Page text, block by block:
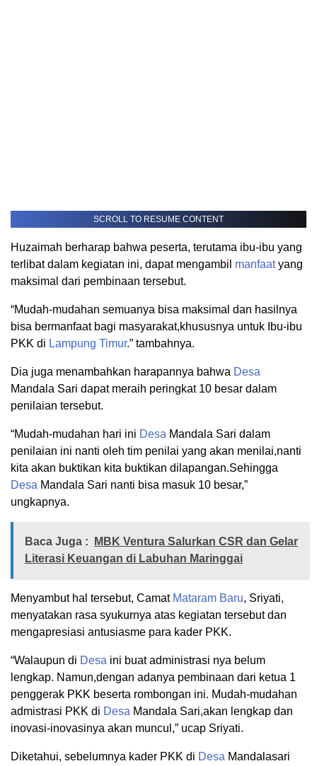
SCROLL TO RESUME CONTENT
Huzaimah berharap bahwa peserta, terutama ibu-ibu yang
terlibat dalam kegiatan ini, dapat mengambil manfaatyang
maksimal dari pembinaan tersebut.
“Mudah-mudahan semuanya bisa maksimal dan hasilnya
bisa bermanfaat bagi masyarakat,khususnya untuk Ibu-ibu
PKK di Lampung Timur.” tambahnya.
Dia juga menambahkan harapannya bahwa Desa
Mandala Sari dapat meraih peringkat 10 besar dalam
penilaian tersebut.
“Mudah-mudahan hari ini Desa Mandala Sari dalam
penilaian ini nanti oleh tim penilai yang akan menilai,nanti
kita akan buktikan kita buktikan dilapangan.Sehingga
Desa Mandala Sari nanti bisa masuk 10 besar,”
ungkapnya.
Baca Juga :
MBK Ventura Salurkan CSR dan Gelar
Literasi Keuangan di Labuhan Maringgai
Menyambut hal tersebut, Camat Mataram Baru, Sriyati,
menyatakan rasa syukurnya atas kegiatan tersebut dan
mengapresiasi antusiasme para kader PKK.
“Walaupun di Desa ini buat administrasi nya belum
lengkap. Namun,dengan adanya pembinaan dari ketua 1
penggerak PKK beserta rombongan ini. Mudah-mudahan
admistrasi PKK di Desa Mandala Sari,akan lengkap dan
inovasi-inovasinya akan muncul,” ucap Sriyati.
Diketahui, sebelumnya kader PKK di Desa Mandalasari